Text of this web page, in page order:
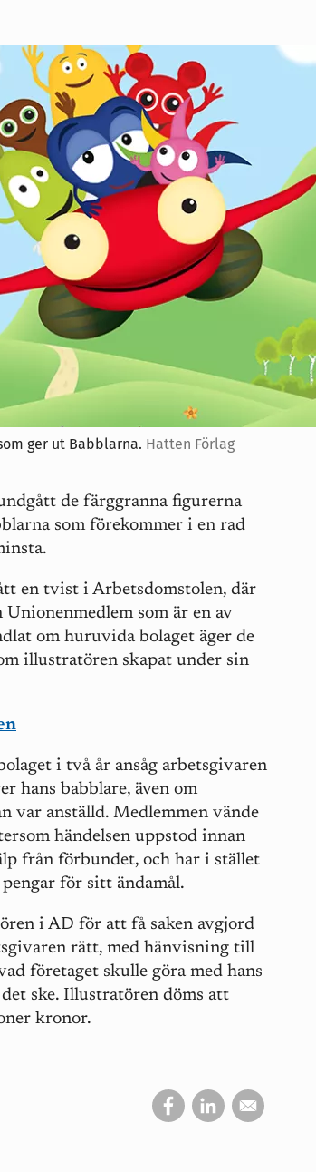
ger ut Babblarna. Hatten Förlag
de färggranna figurerna
som förekommer i en rad
en tvist i Arbetsdomstolen, där
som är en av
om huruvida bolaget äger de
illustratören skapat under sin
i två år ansåg arbetsgivaren
hans babblare, även om
var anställd. Medlemmen vände
händelsen uppstod innan
från förbundet, och har i stället
för sitt ändamål.
i AD för att få saken avgjord
rätt, med hänvisning till
företaget skulle göra med hans
ske. Illustratören döms att
kronor.